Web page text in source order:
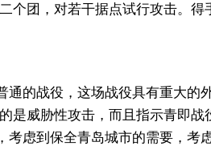
团，对若干据点试行攻击。得
战役，这场战役具有重大的
是威胁性攻击，而且指示青即
虑到保全青岛城市的需要，考